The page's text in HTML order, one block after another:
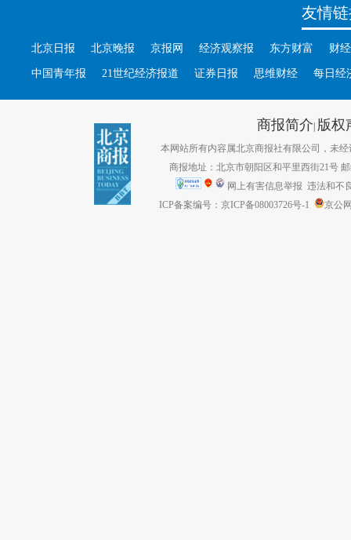
友情
北京日报 北京晚报 京报网 经济观察报 东方财富 财
中国青年报 21世纪经济报道 证券日报 思维财经 每日经
商报简介| 版权
本网站所有内容属北京商报社有限公司，未经
商报地址：北京市朝阳区和平里西街21号
网上有害信息举报 违法和不
ICP备案编号：京ICP备08003726号-1
京公